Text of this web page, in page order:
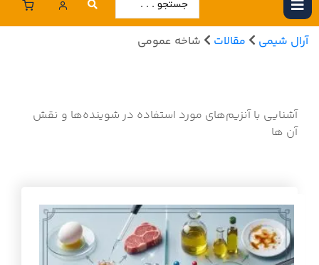
آرال شیمی مقالات شاخه عمومی
آشنایی با آنزیم‌های مورد استفاده در شوینده‌ها و نقش
آن ها